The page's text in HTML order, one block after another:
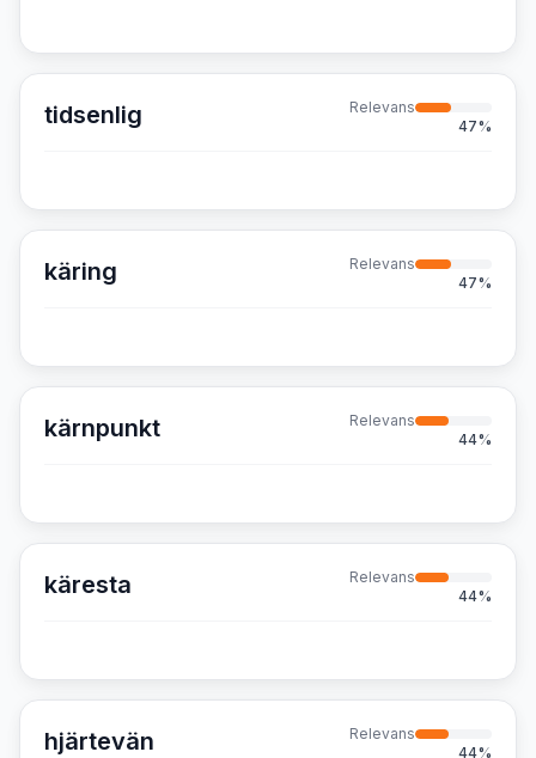
tidsenlig
Relevans
47%
käring
Relevans
47%
kärnpunkt
Relevans
44%
käresta
Relevans
44%
hjärtevän
Relevans
44%